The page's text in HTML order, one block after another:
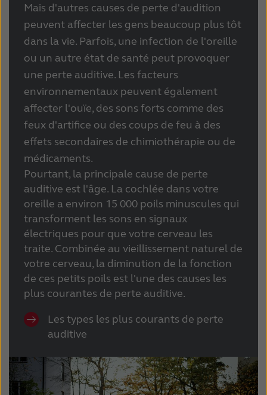
Suisse
Suomi Sverige
United Kingdom
United States Österreich
Mais d'autres causes de perte d'audition
peuvent affecter les gens beaucoup plus tôt
dans la vie. Parfois, une infection de l'oreille
ou un autre état de santé peut provoquer
une perte auditive. Les facteurs
environnementaux peuvent également
affecter l'ouïe, des sons forts comme des
feux d'artifice ou des coups de feu à des
effets secondaires de chimiothérapie ou de
médicaments.
Pourtant, la principale cause de perte
auditive est l'âge. La cochlée dans votre
oreille a environ 15 000 poils minuscules qui
transforment les sons en signaux
électriques pour que votre cerveau les
traite. Combinée au vieillissement naturel de
votre cerveau, la diminution de la fonction
de ces petits poils est l'une des causes les
plus courantes de perte auditive.
Les types les plus courants de perte
auditive